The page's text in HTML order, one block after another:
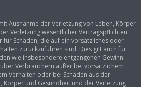
Ausnahme der Verletzung von Leben, Körper
Verletzung wesentlicher Vertragspflichten
für Schäden, die auf ein vorsätzliches oder
zurückzuführen sind. Dies gilt auch für
wie insbesondere entgangenen Gewinn.
Verbrauchern außer bei vorsätzlichem
Verhalten oder bei Schäden aus der
Körper und Gesundheit und der Verletzung